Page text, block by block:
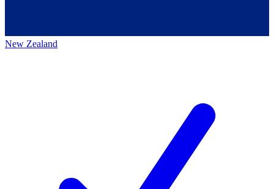
New Zealand